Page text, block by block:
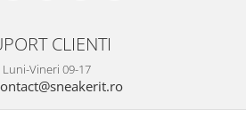
CLIENTI
Luni-Vineri 09-17